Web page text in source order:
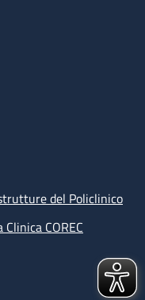
del Policlinico
COREC